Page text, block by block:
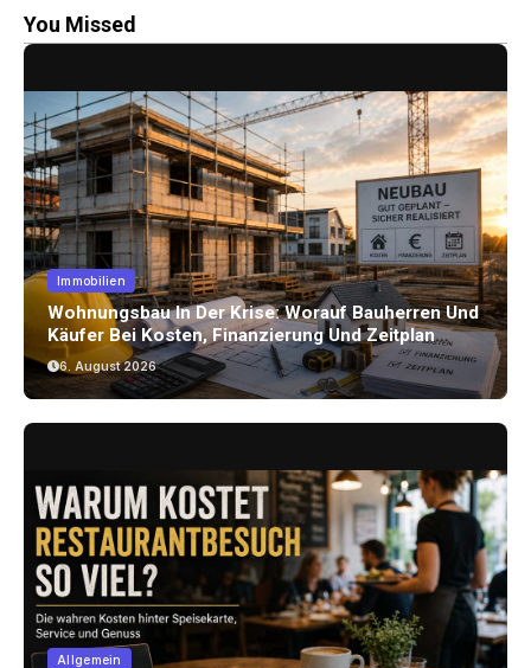
You Missed
Immobilien
Wohnungsbau In Der Krise: Worauf Bauherren Und
Käufer Bei Kosten, Finanzierung Und Zeitplan
Achten Sollten
6. August 2026
Allgemein